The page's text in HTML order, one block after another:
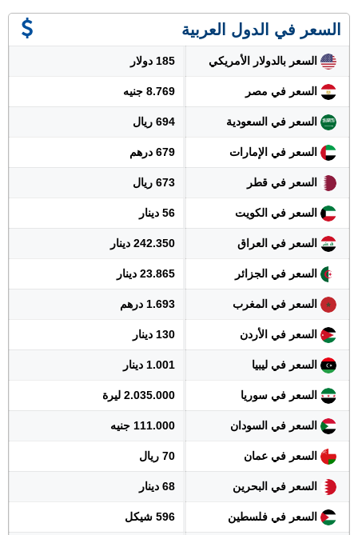
السعر في الدول العربية
السعر بالدولار الأمريكي 185 دولار
السعر في مصر 8.769 جنيه
السعر في السعودية 694 ريال
السعر في الإمارات 679 درهم
السعر في قطر 673 ريال
السعر في الكويت 56 دينار
السعر في العراق 242.350 دينار
السعر في الجزائر 23.865 دينار
السعر في المغرب 1.693 درهم
السعر في الأردن 130 دينار
السعر في ليبيا 1.001 دينار
السعر في سوريا 2.035.000 ليرة
السعر في السودان 111.000 جنيه
السعر في عمان 70 ريال
السعر في البحرين 68 دينار
السعر في فلسطين 596 شيكل